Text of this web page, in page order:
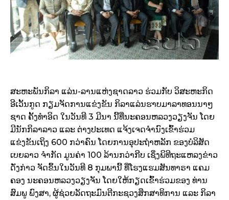
ສະຫະພັນກິລາ ແລ່ນ-ລານແຫ່ງຊາດລາວ ຮ່ວມກັບ ວິສະຫະກິດ
ອີເວັ້ນກູດ ກຽມຈັດການແຂ່ງຂັນ ກິລາແລ່ນຮາບມາລາທອນນາໆ
ຊາດ ຄັ້ງທຳອິດ ໃນວັນທີ 3 ມີນາ ນີ້ທີ່ນະຄອນຫລວງວຽງຈັນ ໂດຍ
ມີນັກກິລາລາວ ແລະ ຕ່າງປະເທດ ແຈ້ງເຈດຈຳນົງເຂົ້າຮ່ວມ
ແຂ່ງຂັນເຖິງ 600 ກວ່າຄົນ ໂດຍການອຸປະຖຳຫລັກ ຂອງບໍລິສັດ
ເບຍລາວ ຈຳກັດ ມູນຄ່າ 100 ລ້ານກວ່າກີບ ເຊິ່ງພິທີຖະແຫລງຂ່າວ
ດັ່ງກ່າວ ຈັດຂຶ້ນໃນວັນທີ 8 ກຸມພານີ້ ທີ່ໂຮງແຮມສັນທາຣາ ແຄມ
ຄອງ ນະຄອນຫລວງວຽງຈັນ ໂດຍໃຫ້ກຽດເຂົ້າຮ່ວມຂອງ ທ່ານ
ສົມພູ ພົງສາ, ຜູ້ຊ່ວຍລັດຖະມົນຕີກະຊວງສຶກສາທິການ ແລະ ກິລາ